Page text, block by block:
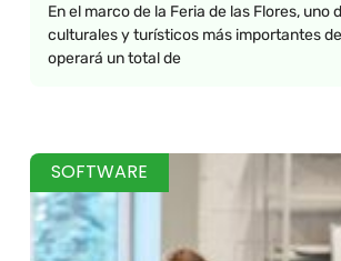
En el marco de la Feria de las Flores, uno
culturales y turísticos más importantes
operará un total de
SOFTWARE